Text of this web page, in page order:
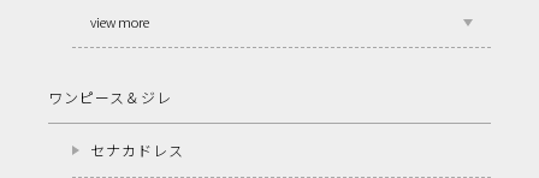
view more
ワンピース＆ジレ
セナカドレス